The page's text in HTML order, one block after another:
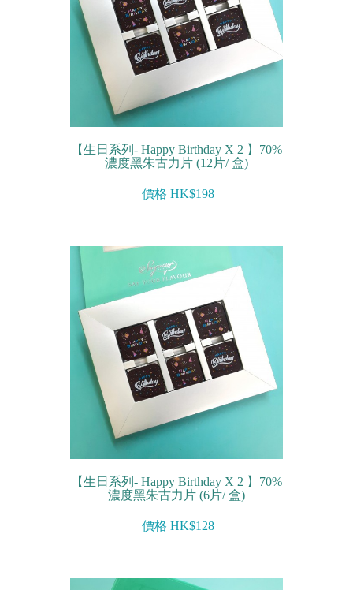
【生日系列- Happy Birthday X 2 】70%
濃度黑朱古力片 (12片/ 盒)
價格 HK$198
【生日系列- Happy Birthday X 2 】70%
濃度黑朱古力片 (6片/ 盒)
價格 HK$128